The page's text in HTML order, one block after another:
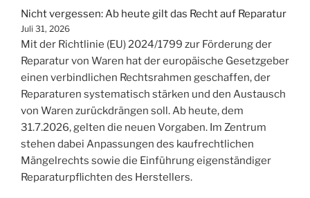
Nicht vergessen: Ab heute gilt das Recht auf Reparatur
Juli 31, 2026
Mit der Richtlinie (EU) 2024/1799 zur Förderung der
Reparatur von Waren hat der europäische Gesetzgeber
einen verbindlichen Rechtsrahmen geschaffen, der
Reparaturen systematisch stärken und den Austausch
von Waren zurückdrängen soll. Ab heute, dem
31.7.2026, gelten die neuen Vorgaben. Im Zentrum
stehen dabei Anpassungen des kaufrechtlichen
Mängelrechts sowie die Einführung eigenständiger
Reparaturpflichten des Herstellers.